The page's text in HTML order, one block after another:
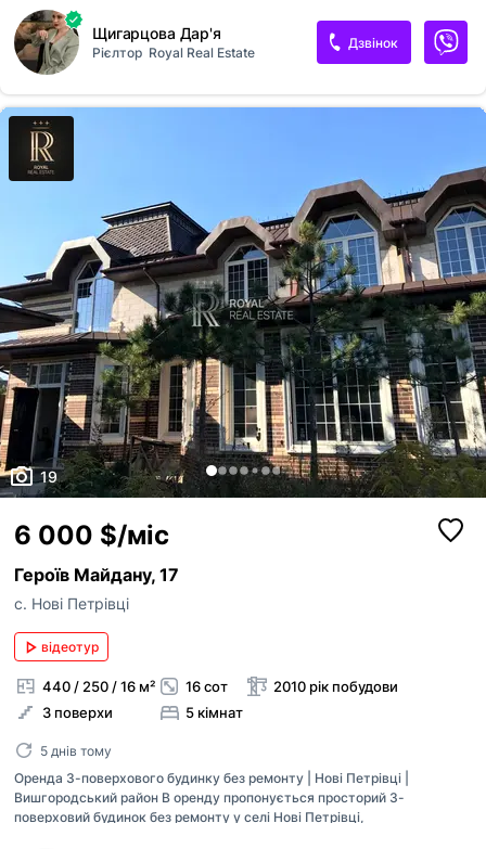
підходить під школу, дитячий садок, клініку, реабілітаційний центр,
офіс або інший комерційний проєкт. Будинок розташований на тихій
вулиці з добре розвиненою інфраструктурою та зручним під’їздом.
Характеристики об’єкта * Загальна площа основного будинку: 440 м²
(без урахування підвалу) * Додатковий будинок на території: 250 м² *
Поверховість: 3 поверхи + підвал * Опалення: індивідуальне газове *
Стан: без ремонту, ведуться ремонтні роботи Планування основн...
Щигарцова Дар'я
Рієлтор Royal Real Estate
Дзвінок
19
6 000 $/міс
Героїв Майдану, 17
с. Нові Петрівці
відеотур
440 / 250 / 16 м²
3 поверхи
16 сот
5 кімнат
2010 рік побудови
5 днів тому
Оренда 3-поверхового будинку без ремонту | Нові Петрівці |
Вишгородський район В оренду пропонується просторий 3-
поверховий будинок без ремонту у селі Нові Петрівці,